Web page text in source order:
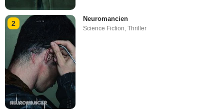
2
Neuromancien
Science Fiction,Thriller